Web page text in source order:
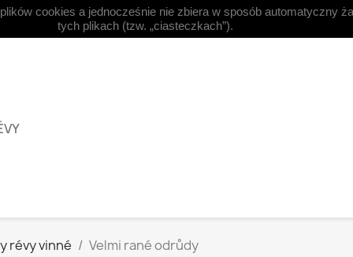
Čeština Měna:EUR € 
révy vinné Velmi rané odrůdy
cookies a jednocześnie nie zbiera w sposób automatyczny
tych plikach (tzw. „ciasteczkach”).